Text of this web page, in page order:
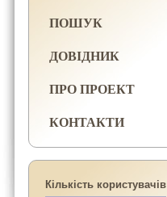
ПОШУК
ДОВІДНИК
ПРО ПРОЕКТ
КОНТАКТИ
Кількість користувачів